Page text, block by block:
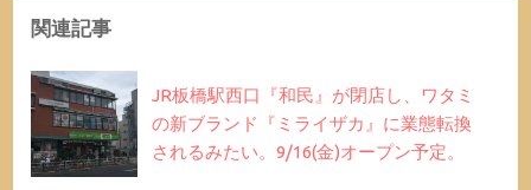
関連記事
JR板橋駅西口『和民』が閉店し、ワタミ
の新ブランド『ミライザカ』に業態転換
されるみたい。9/16(金)オープン予定。